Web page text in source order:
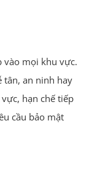
vào mọi khu vực.
tân, an ninh hay
hạn chế tiếp
cầu bảo mật